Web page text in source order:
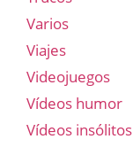
Varios
Viajes
Videojuegos
Vídeos humor
Vídeos insólitos